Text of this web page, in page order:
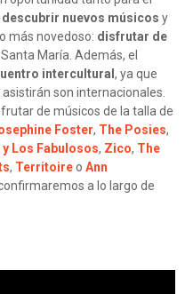
descubrir nuevos músicos y
más novedoso: disfrutar de
María. Además, el
intercultural , ya que
son internacionales.
de músicos de la talla de
Foster, The Posies,
Los Fabulosos, Zico, The
, Territoireo Ann
a lo largo de